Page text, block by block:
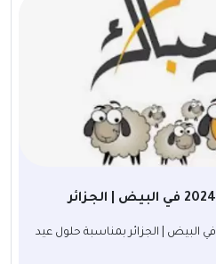
موعد صلاة عيد الأضحى 2024 في البيض | الجزائر بمناسبة حلول عيد